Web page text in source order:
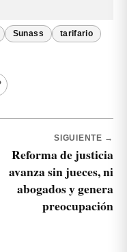
Sunass tarifario
SIGUIENTE →
Reforma de justicia
avanza sin jueces, ni
abogados y genera
preocupación